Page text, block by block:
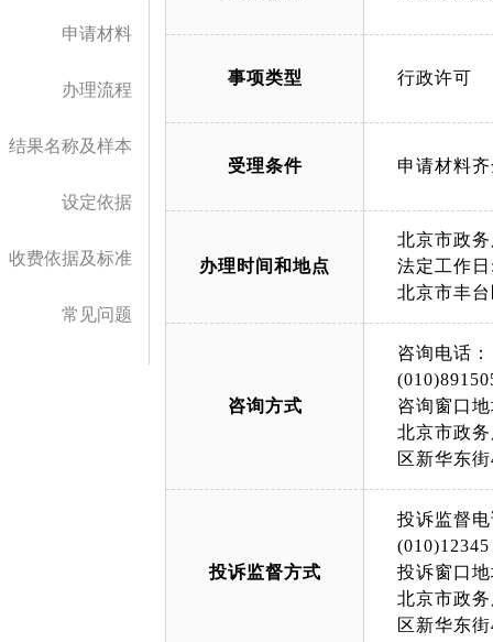
申请材料
办理流程
结果名称及样本
设定依据
收费依据及标准
常见问题
事项类型 行政许可
受理条件 申请材料
办理时间和地点
北京市政
法定工作
北京市丰
咨询方式
咨询电话：
咨询窗口
北京市政
区新华东
投诉监督方式
投诉监督
(010)12345
投诉窗口
北京市政
区新华东